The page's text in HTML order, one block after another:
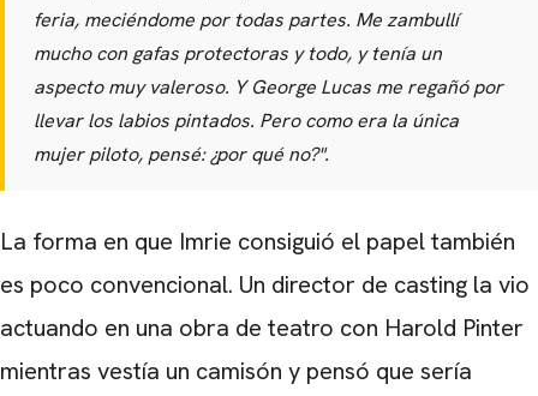
feria, meciéndome por todas partes. Me zambullí
mucho con gafas protectoras y todo, y tenía un
aspecto muy valeroso. Y George Lucas me regañó por
llevar los labios pintados. Pero como era la única
mujer piloto, pensé: ¿por qué no?".
La forma en que Imrie consiguió el papel también
es poco convencional. Un director de casting la vio
actuando en una obra de teatro con Harold Pinter
mientras vestía un camisón y pensó que sería